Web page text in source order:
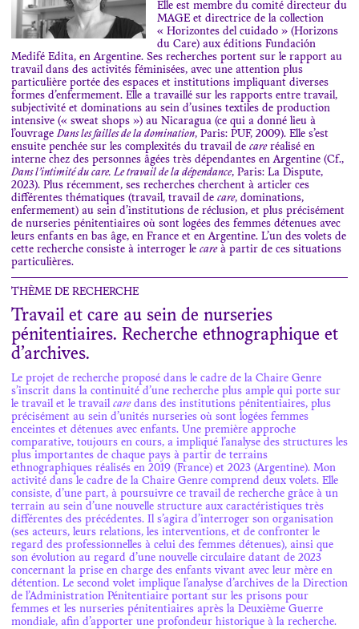
Elle est membre du comité directeur du
MAGE et directrice de la collection
« Horizontes del cuidado » (Horizons
du Care) aux éditions Fundación
Medifé Edita, en Argentine. Ses recherches portent sur le rapport au
travail dans des activités féminisées, avec une attention plus
particulière portée des espaces et institutions impliquant diverses
formes d’enfermement. Elle a travaillé sur les rapports entre travail,
subjectivité et dominations au sein d’usines textiles de production
intensive (« sweat shops ») au Nicaragua (ce qui a donné lieu à
l’ouvrageDans les failles de la domination, Paris: PUF, 2009). Elle s’est
ensuite penchée sur les complexités du travail de careréalisé en
interne chez des personnes âgées très dépendantes en Argentine (Cf.,
Dans l’intimité du care. Le travail de la dépendance, Paris: La Dispute,
2023). Plus récemment, ses recherches cherchent à articler ces
différentes thématiques (travail, travail de care, dominations,
enfermement) au sein d’institutions de réclusion, et plus précisément
de nurseries pénitentiaires où sont logées des femmes détenues avec
leurs enfants en bas âge, en France et en Argentine. L’un des volets de
cette recherche consiste à interroger le careà partir de ces situations
particulières.
THÈME DE RECHERCHE
Travail et care au sein de nurseries
pénitentiaires. Recherche ethnographique et
d’archives.
Le projet de recherche proposé dans le cadre de la Chaire Genre
s’inscrit dans la continuité d’une recherche plus ample qui porte sur
le travail et le travail caredans des institutions pénitentiaires, plus
précisément au sein d’unités nurseries où sont logées femmes
enceintes et détenues avec enfants. Une première approche
comparative, toujours en cours, a impliqué l’analyse des structures les
plus importantes de chaque pays à partir de terrains
ethnographiques réalisés en 2019 (France) et 2023 (Argentine). Mon
activité dans le cadre de la Chaire Genre comprend deux volets. Elle
consiste, d’une part, à poursuivre ce travail de recherche grâce à un
terrain au sein d’une nouvelle structure aux caractéristiques très
différentes des précédentes. Il s’agira d’interroger son organisation
(ses acteurs, leurs relations, les interventions, et de confronter le
regard des professionnelles à celui des femmes détenues), ainsi que
son évolution au regard d’une nouvelle circulaire datant de 2023
concernant la prise en charge des enfants vivant avec leur mère en
détention. Le second volet implique l’analyse d’archives de la Direction
de l’Administration Pénitentiaire portant sur les prisons pour
femmes et les nurseries pénitentiaires après la Deuxième Guerre
mondiale, afin d’apporter une profondeur historique à la recherche.